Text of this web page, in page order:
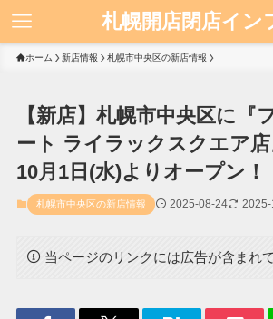
札幌開店閉店イン
ホーム 新店情報 札幌市中央区の新店情報
【新店】札幌市中央区に『
ート ライラックスクエア
10月1日(水)よりオープン！
札幌市中央区の新店情報 2025-08-24
当ページのリンクには広告が含まれ